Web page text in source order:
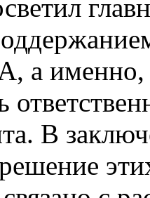
а именно,
В